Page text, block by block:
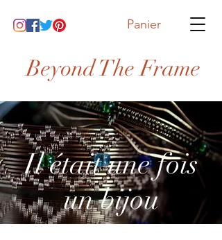
Panier
Beyond The Frame
Il était une fois
un bijou